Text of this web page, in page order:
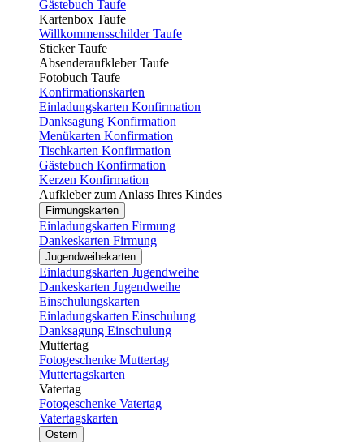
Gästebuch Taufe
Kartenbox Taufe
Willkommensschilder Taufe
Sticker Taufe
Absenderaufkleber Taufe
Fotobuch Taufe
Konfirmationskarten
Einladungskarten Konfirmation
Danksagung Konfirmation
Menükarten Konfirmation
Tischkarten Konfirmation
Gästebuch Konfirmation
Kerzen Konfirmation
Aufkleber zum Anlass Ihres Kindes
Firmungskarten
Einladungskarten Firmung
Dankeskarten Firmung
Jugendweihekarten
Einladungskarten Jugendweihe
Dankeskarten Jugendweihe
Einschulungskarten
Einladungskarten Einschulung
Danksagung Einschulung
Muttertag
Fotogeschenke Muttertag
Muttertagskarten
Vatertag
Fotogeschenke Vatertag
Vatertagskarten
Ostern